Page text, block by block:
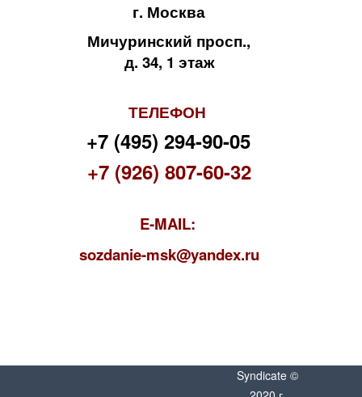
г. Москва
Мичуринский просп.,
д. 34, 1 этаж
ТЕЛЕФОН
+7 (495) 294-90-05
+7 (926) 807-60-32
E-MAIL:
sozdanie-msk@yandex.ru
Syndicate ©